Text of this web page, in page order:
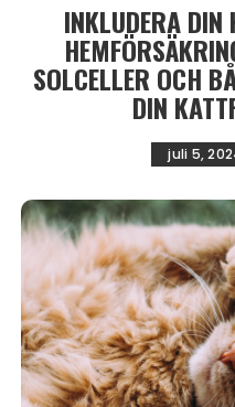
INKLUDERA DIN
SOLCELLER OCH
DIN
juli 5,